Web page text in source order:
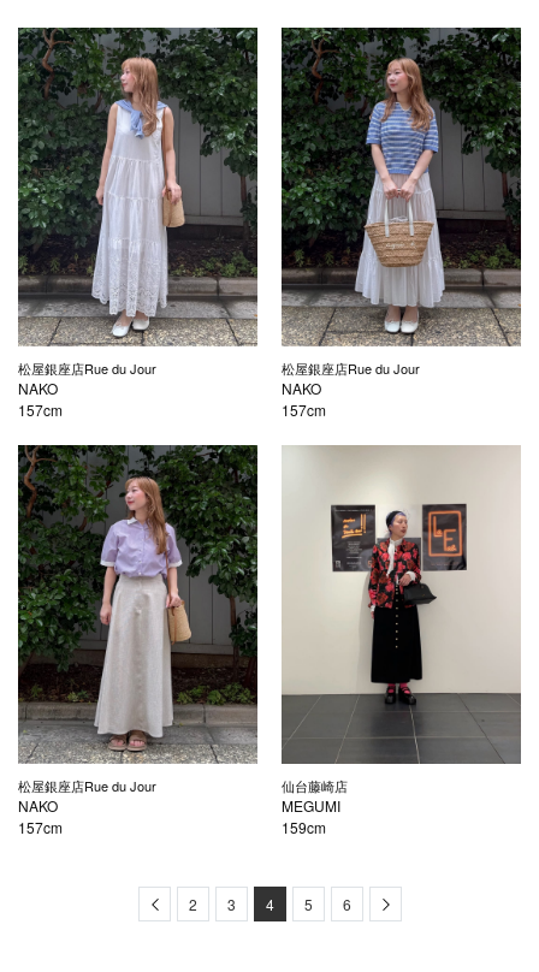
松屋銀座店Rue du Jour
NAKO
157cm
松屋銀座店Rue du Jour
NAKO
157cm
松屋銀座店Rue du Jour
NAKO
157cm
仙台藤崎店
MEGUMI
159cm
Previous
2 3 4 5 6 Next